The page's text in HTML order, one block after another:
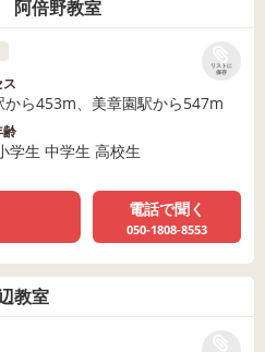
阿倍野教室
リストに
保存
から453m、美章園駅から547m
齢
学生 中学生 高校生
電話で聞く
050-1808-8553
教室